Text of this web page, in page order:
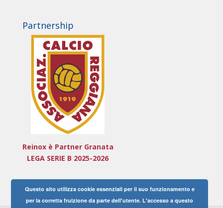
Partnership
Reinox è Partner Granata
LEGA SERIE B 2025-2026
Questo sito utilizza cookie essenziali per il suo funzionamento e
per la corretta fruizione da parte dell'utente. L'accesso a questo